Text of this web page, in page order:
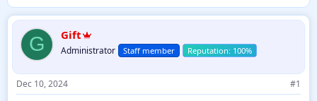
G Gift
Administrator Staff member
Dec 10, 2024 #1